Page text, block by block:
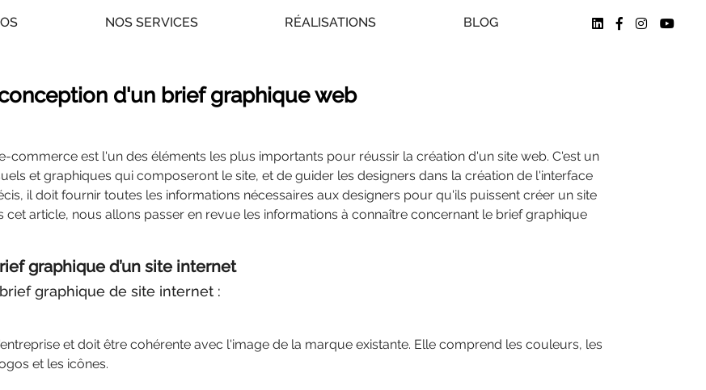
NOS SERVICES RÉALISATIONS BLOG
d'un brief graphique web
commerce est l'un des éléments les plus importants pour réussir la création d'un site web. C'est un
et graphiques qui composeront le site, et de guider les designers dans la création de l'interface
il doit fournir toutes les informations nécessaires aux designers pour qu'ils puissent créer un site
article, nous allons passer en revue les informations à connaître concernant le brief graphique
graphique d’un site internet
graphique de site internet :
et doit être cohérente avec l'image de la marque existante. Elle comprend les couleurs, les
et les icônes.